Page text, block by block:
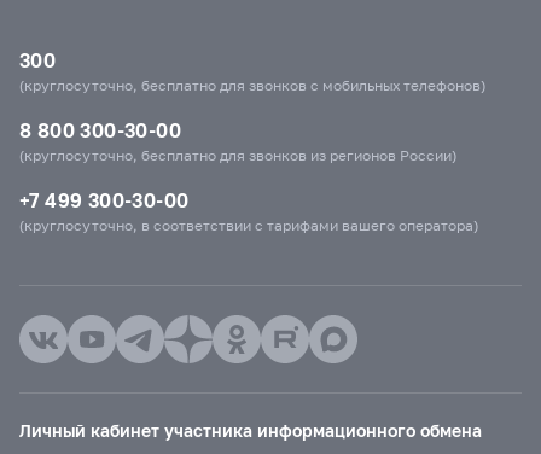
300
(круглосуточно, бесплатно для звонков с мобильных телефонов)
8 800 300-30-00
(круглосуточно, бесплатно для звонков из регионов России)
+7 499 300-30-00
(круглосуточно, в соответствии с тарифами вашего оператора)
Личный кабинет участника информационного обмена